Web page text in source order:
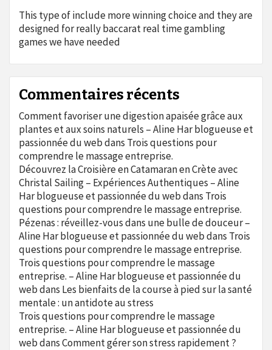
This type of include more winning choice and they are
designed for really baccarat real time gambling
games we have needed
Commentaires récents
Comment favoriser une digestion apaisée grâce aux
plantes et aux soins naturels – Aline Har blogueuse et
passionnée du webdans Trois questions pour
comprendre le massage entreprise.
Découvrez la Croisière en Catamaran en Crète avec
Christal Sailing – Expériences Authentiques – Aline
Har blogueuse et passionnée du webdans Trois
questions pour comprendre le massage entreprise.
Pézenas : réveillez-vous dans une bulle de douceur –
Aline Har blogueuse et passionnée du webdans Trois
questions pour comprendre le massage entreprise.
Trois questions pour comprendre le massage
entreprise. – Aline Har blogueuse et passionnée du
webdans Les bienfaits de la course à pied sur la santé
mentale : un antidote au stress
Trois questions pour comprendre le massage
entreprise. – Aline Har blogueuse et passionnée du
webdansComment gérer son stress rapidement ?